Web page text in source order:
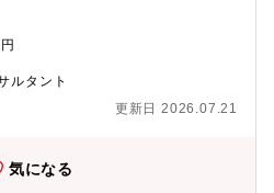
り組み加速により、OTセキュリテ
ン提供にあたっての必須要素」に
背景のもと、当社は、デジタル化
Supplierの使命として、その必
には、グローバルトップクラスの
表し、OTセキュリティ事業の強
うした事業拡大の流れを受け、OT
ルタント
更新日 2026.07.21
気になる